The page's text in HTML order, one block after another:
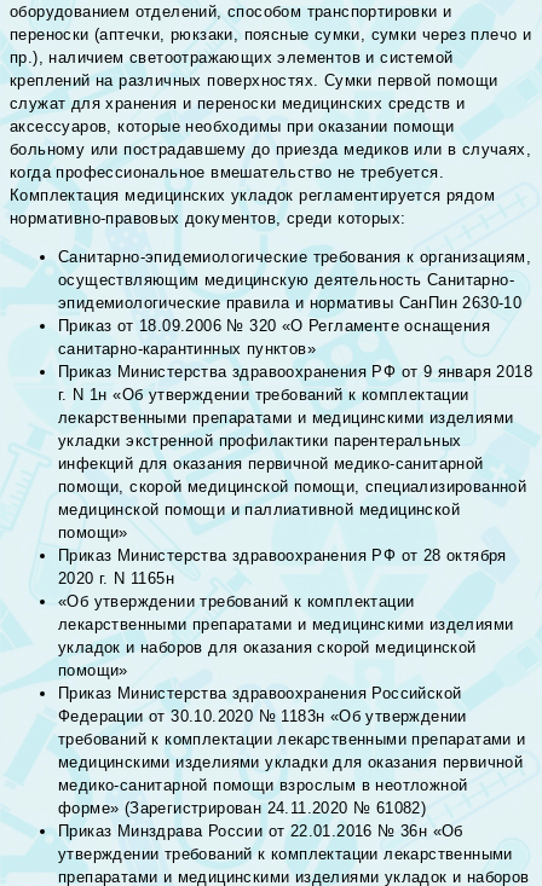
оборудованием отделений, способом транспортировки и
переноски (аптечки, рюкзаки, поясные сумки, сумки через плечо и
пр.), наличием светоотражающих элементов и системой
креплений на различных поверхностях. Сумки первой помощи
служат для хранения и переноски медицинских средств и
аксессуаров, которые необходимы при оказании помощи
больному или пострадавшему до приезда медиков или в случаях,
когда профессиональное вмешательство не требуется.
Комплектация медицинских укладок регламентируется рядом
нормативно-правовых документов, среди которых:
Санитарно-эпидемиологические требования к организациям,
осуществляющим медицинскую деятельность Санитарно-
эпидемиологические правила и нормативы СанПин 2630-10
Приказ от 18.09.2006 № 320 «О Регламенте оснащения
санитарно-карантинных пунктов»
Приказ Министерства здравоохранения РФ от 9 января 2018
г. N 1н «Об утверждении требований к комплектации
лекарственными препаратами и медицинскими изделиями
укладки экстренной профилактики парентеральных
инфекций для оказания первичной медико-санитарной
помощи, скорой медицинской помощи, специализированной
медицинской помощи и паллиативной медицинской
помощи»
Приказ Министерства здравоохранения РФ от 28 октября
2020 г. N 1165н
«Об утверждении требований к комплектации
лекарственными препаратами и медицинскими изделиями
укладок и наборов для оказания скорой медицинской
помощи»
Приказ Министерства здравоохранения Российской
Федерации от 30.10.2020 № 1183н «Об утверждении
требований к комплектации лекарственными препаратами и
медицинскими изделиями укладки для оказания первичной
медико-санитарной помощи взрослым в неотложной
форме» (Зарегистрирован 24.11.2020 № 61082)
Приказ Минздрава России от 22.01.2016 № 36н «Об
утверждении требований к комплектации лекарственными
препаратами и медицинскими изделиями укладок и наборов